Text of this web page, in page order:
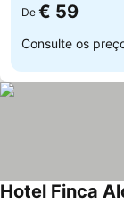
De € 59
Consulte os
Hotel Finca